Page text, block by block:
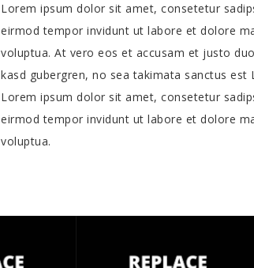
Lorem ipsum dolor sit amet, consetetur
eirmod tempor invidunt ut labore et dolore
voluptua. At vero eos et accusam et justo
kasd gubergren, no sea takimata sanctus
Lorem ipsum dolor sit amet, consetetur
eirmod tempor invidunt ut labore et dolore
voluptua.